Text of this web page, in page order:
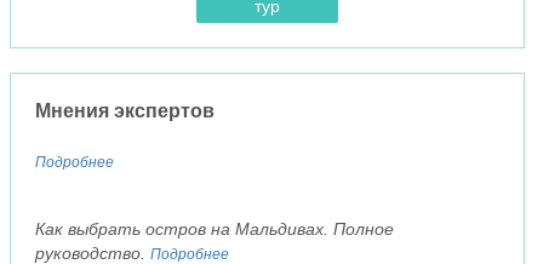
тур
Мнения экспертов
Подробнее
Как выбрать остров на Мальдивах. Полное
руководство. Подробнее